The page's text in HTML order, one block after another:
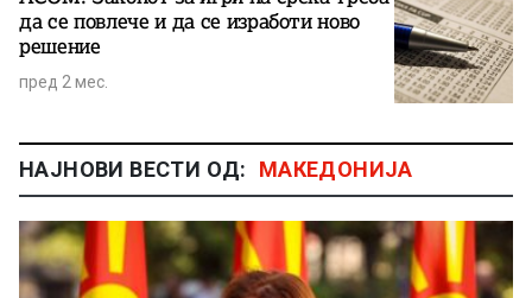
да се повлече и да се изработи ново
решение
пред 2 мес.
НАЈНОВИ ВЕСТИ ОД: МАКЕДОНИЈА